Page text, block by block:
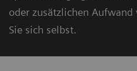
oder zusätzlichen Aufwand
Sie sich selbst.